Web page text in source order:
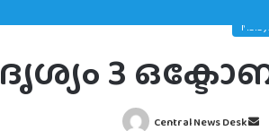
ദൃശ്യം 3
Central News Desk